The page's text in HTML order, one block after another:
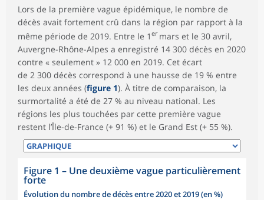
Lors de la première vague épidémique, le nombre de
décès avait fortement crû dans la région par rapport à la
même période de 2019. Entre le 1 er mars et le 30 avril,
Auvergne-Rhône-Alpes a enregistré 14 300 décès en 2020
contre « seulement » 12 000 en 2019. Cet écart
de 2 300 décès correspond à une hausse de 19 % entre
les deux années (figure 1). À titre de comparaison, la
surmortalité a été de 27 % au niveau national. Les
régions les plus touchées par cette première vague
restent l’Île-de-France (+ 91 %) et le Grand Est (+ 55 %).
Figure 1 – Une deuxième vague particulièrement
forte
Évolution du nombre de décès entre 2020 et 2019 (en %)